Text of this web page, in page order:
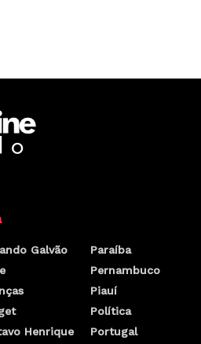
Galvão
Henrique
Paraíba
Pernambuco
Piauí
Política
Portugal